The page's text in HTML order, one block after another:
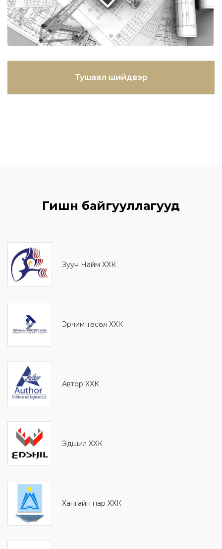
Тушаал шийдвэр
Гишүүн байгууллагууд
Зуун Найм ХХК
Эрчим төсөл ХХК
Автор ХХК
Эдшил ХХК
Хангайн нар ХХК